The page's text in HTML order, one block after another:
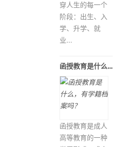
穿人生的每一个
阶段：出生、入
学、升学、就
业...
函授教育是什么，有学籍档案吗？
函授教育是成人
高等教育的一种